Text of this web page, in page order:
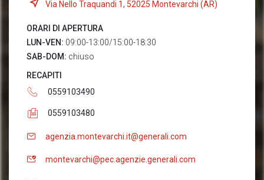
Via Nello Traquandi 1, 52025 Montevarchi (AR)
ORARI DI APERTURA
LUN-VEN: 09:00-13:00/15:00-18:30
SAB-DOM: chiuso
RECAPITI
0559103490
0559103480
agenzia.montevarchi.it@generali.com
montevarchi@pec.agenzie.generali.com